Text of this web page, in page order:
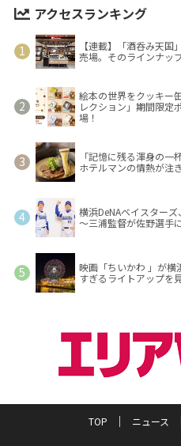
アクセスランキング
【連載】「酒呑み天
売場。そのラインナッ
絵本の世界をクッキー
レクション」期間限定
場！
「記憶に残る渾身の
ホテルマンの情熱が注
横浜DeNAベイスター
～三浦監督が佐野選手
映画「ちいかわ 」が横
すぎるライトアップを
TOP ニュース